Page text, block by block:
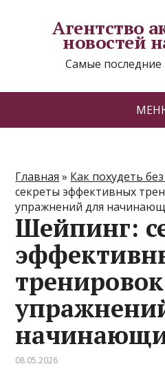
Агентство
новостей
Самые последние
Главная » Как похудеть
секреты эффективных
упражнений для
Шейпинг:
08.05.2026